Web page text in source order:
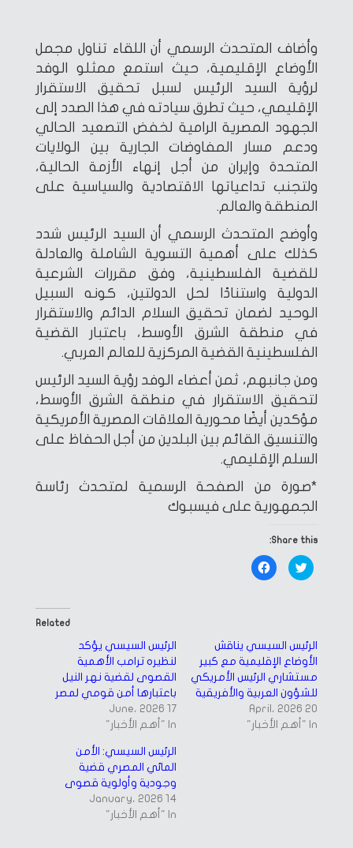
وأضاف المتحدث الرسمي أن اللقاء تناول مجمل
الأوضاع الإقليمية، حيث استمع ممثلو الوفد
لرؤية السيد الرئيس لسبل تحقيق الاستقرار
الإقليمي، حيث تطرق سيادته في هذا الصدد إلى
الجهود المصرية الرامية لخفض التصعيد الحالي
ودعم مسار المفاوضات الجارية بين الولايات
المتحدة وإيران من أجل إنهاء الأزمة الحالية،
ولتجنب تداعياتها الاقتصادية والسياسية على
المنطقة والعالم.
وأوضح المتحدث الرسمي أن السيد الرئيس شدد
كذلك على أهمية التسوية الشاملة والعادلة
للقضية الفلسطينية، وفق مقررات الشرعية
الدولية واستنادًا لحل الدولتين، كونه السبيل
الوحيد لضمان تحقيق السلام الدائم والاستقرار
في منطقة الشرق الأوسط، باعتبار القضية
الفلسطينية القضية المركزية للعالم العربي.
ومن جانبهم، ثمن أعضاء الوفد رؤية السيد الرئيس
لتحقيق الاستقرار في منطقة الشرق الأوسط،
مؤكدين أيضًا محورية العلاقات المصرية الأمريكية
والتنسيق القائم بين البلدين من أجل الحفاظ على
السلم الإقليمي.
*صورة من الصفحة الرسمية لمتحدث رئاسة
الجمهورية على فيسبوك
Share this:
Click
to
share
window)
Click
to
window)
Related
الرئيس السيسي يؤكد
لنظيره ترامب الأهمية
القصوى لقضية نهر النيل
باعتبارها أمن قومي لمصر
17 June، 2026
In "أهم الأخبار"
الرئيس السيسي يناقش
الأوضاع الإقليمية مع كبير
مستشاري الرئيس الأمريكي
للشؤون العربية والأفريقية
20 April، 2026
In "أهم الأخبار"
الرئيس السيسي: الأمن
المائي المصري قضية
وجودية وأولوية قصوى
14 January، 2026
In "أهم الأخبار"